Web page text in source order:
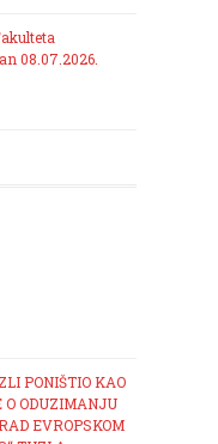
08.07.2026.
PONIŠTIO KAO
O ODUZIMANJU
EVROPSKOM